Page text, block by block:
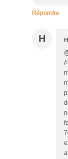
Répondre
H
/